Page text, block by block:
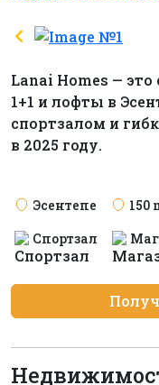
Lanai Homes —
1+1 и лофты в
спортзалом и
в 2025 году.
Эсентепе 150
Спортзал